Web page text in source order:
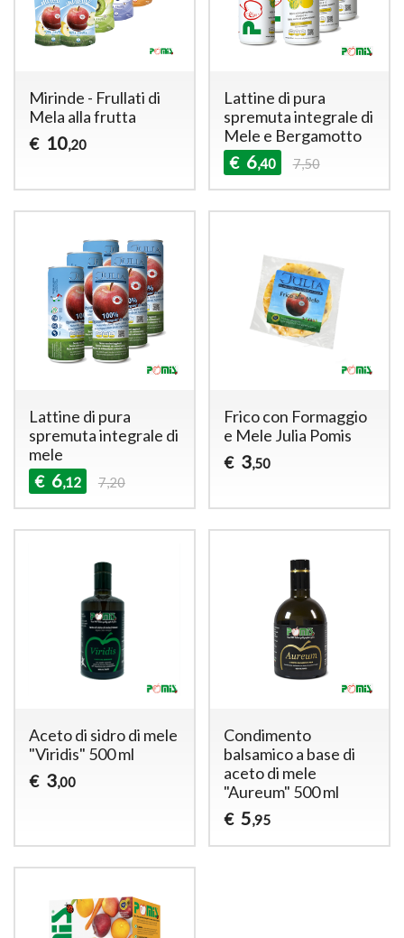
Mirinde - Frullati di
Mela alla frutta
€ 10,20
Lattine di pura
spremuta integrale di
Mele e Bergamotto
€ 6,40 7,50
Lattine di pura
spremuta integrale di
mele
€ 6,12 7,20
Frico con Formaggio
e Mele Julia Pomis
€ 3,50
Aceto di sidro di mele
"Viridis" 500 ml
€ 3,00
Condimento
balsamico a base di
aceto di mele
"Aureum" 500 ml
€ 5,95